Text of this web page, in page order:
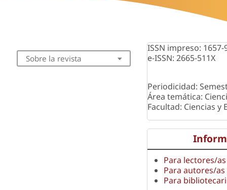
Sobre la revista
ISSN impreso: 1657-
e-ISSN: 2665-511X
Periodicidad:
Área temática:
Facultad: Ciencias y
Para lectores/as
Para autores/as
Para